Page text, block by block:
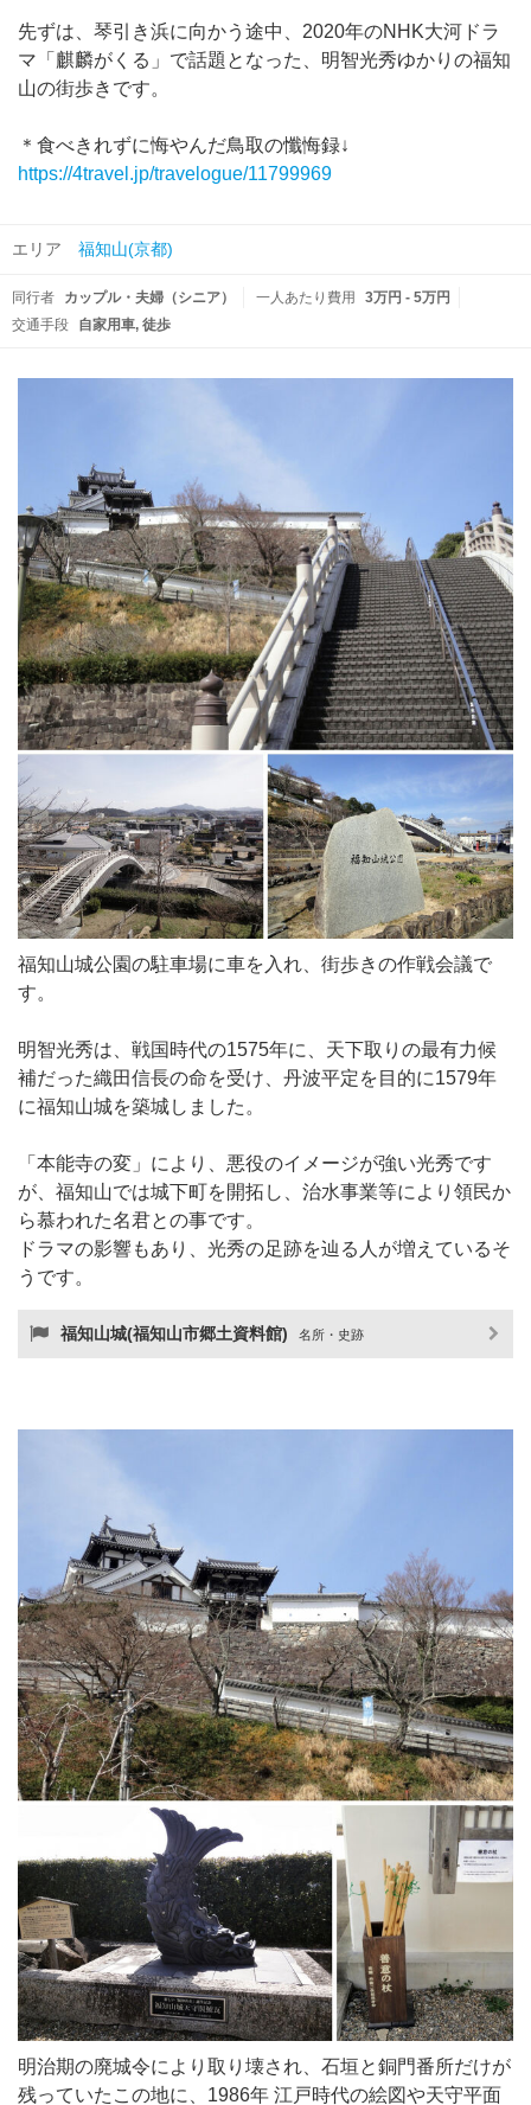
先ずは、琴引き浜に向かう途中、2020年のNHK大河ドラ
マ「麒麟がくる」で話題となった、明智光秀ゆかりの福知
山の街歩きです。
＊食べきれずに悔やんだ鳥取の懺悔録↓
https://4travel.jp/travelogue/11799969
エリア 福知山(京都)
同行者 カップル・夫婦（シニア） 一人あたり費用
3万円 - 5万円
交通手段
自家用車 徒歩
福知山城公園の駐車場に車を入れ、街歩きの作戦会議で
す。
明智光秀は、戦国時代の1575年に、天下取りの最有力候
補だった織田信長の命を受け、丹波平定を目的に1579年
に福知山城を築城しました。
「本能寺の変」により、悪役のイメージが強い光秀です
が、福知山では城下町を開拓し、治水事業等により領民か
ら慕われた名君との事です。
ドラマの影響もあり、光秀の足跡を辿る人が増えているそ
うです。
福知山城(福知山市郷土資料館) 名所・史跡
明治期の廃城令により取り壊され、石垣と銅門番所だけが
残っていたこの地に、1986年 江戸時代の絵図や天守平面